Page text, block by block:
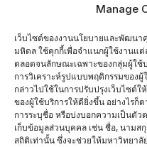
Manage
เว็บไซต์ของงานนโยบายและพัฒน
มหิดล ใช้คุกกี้เพื่อจำแนกผู้ใช้งานแ
ตลอดจนลักษณะเฉพาะของกลุ่มผู้ใช้
การวิเคราะห์รูปแบบพฤติกรรมของ
กล่าวไปใช้ในการปรับปรุงเว็บไซต์
ของผู้ใช้บริการให้ดียิ่งขึ้น อย่างไรก็
การระบุชื่อ หรือบ่งบอกความเป็นตัว
เก็บข้อมูลส่วนบุคคล เช่น ชื่อ, นามส
สถิติเท่านั้น ซึ่งจะช่วยให้มหาวิทยา
การจัดทำข้อตกลงการปฏิบั
งาน (MUSC PA) ประจำปีงบป
การจัดทำข้อตกลงการปฏิบัติ
งาน (MUSC PA) ประจำปีงบ
การดำเนินงานรายงานผลโ